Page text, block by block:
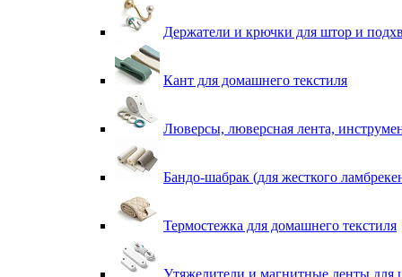
Держатели и крючки для штор и
Кант для домашнего текстиля
Люверсы, люверсная лента,
Бандо-шабрак (для жесткого
Термостежка для домашнего текстиля
Утяжелители и магнитные ленты для